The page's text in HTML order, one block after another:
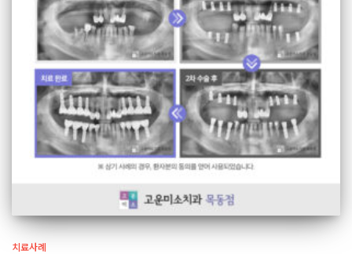
치료사례